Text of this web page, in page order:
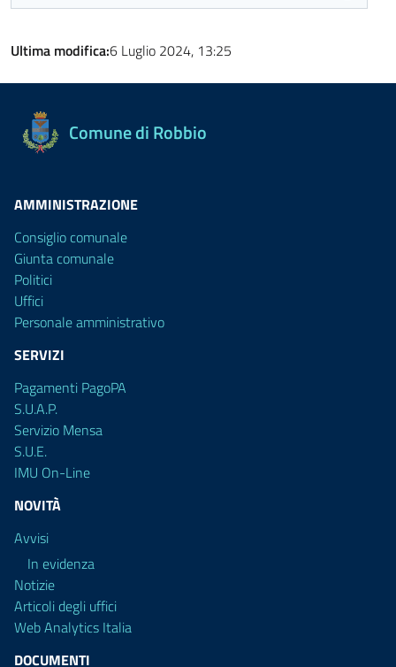
Ultima modifica:6 Luglio 2024, 13:25
Comune di Robbio
AMMINISTRAZIONE
Consiglio comunale
Giunta comunale
Politici
Uffici
Personale amministrativo
SERVIZI
Pagamenti PagoPA
S.U.A.P.
Servizio Mensa
S.U.E.
IMU On-Line
NOVITÀ
Avvisi
In evidenza
Notizie
Articoli degli uffici
Web Analytics Italia
DOCUMENTI